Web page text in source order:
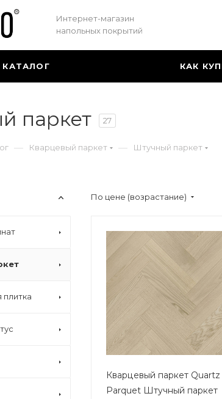
Интернет-магазин
напольных покрытий
КАТАЛОГ КАК
паркет 27
— Кварцевый паркет — Штучный паркет
По цене (возрастание)
Кварцевый паркет Quartz
Parquet Штучный паркет
плитка